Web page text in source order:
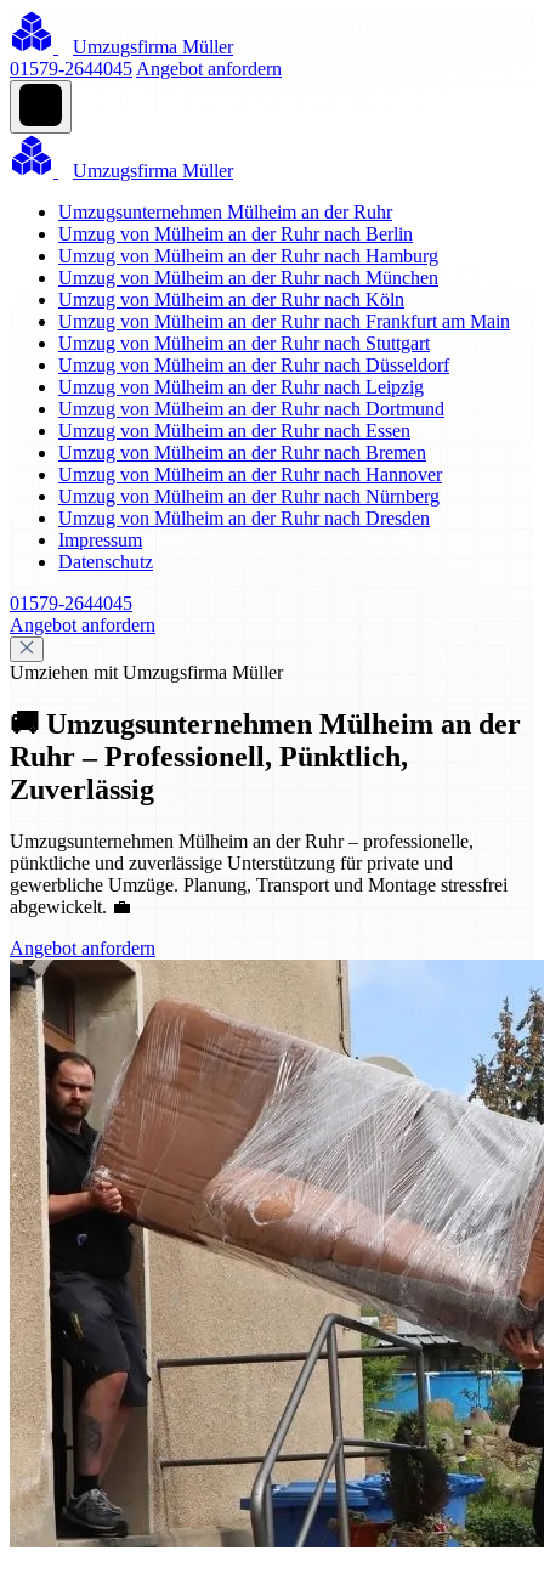
Umzugsfirma Müller
01579-2644045 Angebot anfordern
Umzugsfirma Müller
Umzugsunternehmen Mülheim an der Ruhr
Umzug von Mülheim an der Ruhr nach Berlin
Umzug von Mülheim an der Ruhr nach Hamburg
Umzug von Mülheim an der Ruhr nach München
Umzug von Mülheim an der Ruhr nach Köln
Umzug von Mülheim an der Ruhr nach Frankfurt am Main
Umzug von Mülheim an der Ruhr nach Stuttgart
Umzug von Mülheim an der Ruhr nach Düsseldorf
Umzug von Mülheim an der Ruhr nach Leipzig
Umzug von Mülheim an der Ruhr nach Dortmund
Umzug von Mülheim an der Ruhr nach Essen
Umzug von Mülheim an der Ruhr nach Bremen
Umzug von Mülheim an der Ruhr nach Hannover
Umzug von Mülheim an der Ruhr nach Nürnberg
Umzug von Mülheim an der Ruhr nach Dresden
Impressum
Datenschutz
01579-2644045
Angebot anfordern
Umziehen mit Umzugsfirma Müller
🚚 Umzugsunternehmen Mülheim an der
Ruhr – Professionell, Pünktlich,
Zuverlässig
Umzugsunternehmen Mülheim an der Ruhr – professionelle,
pünktliche und zuverlässige Unterstützung für private und
gewerbliche Umzüge. Planung, Transport und Montage stressfrei
abgewickelt. 💼
Angebot anfordern